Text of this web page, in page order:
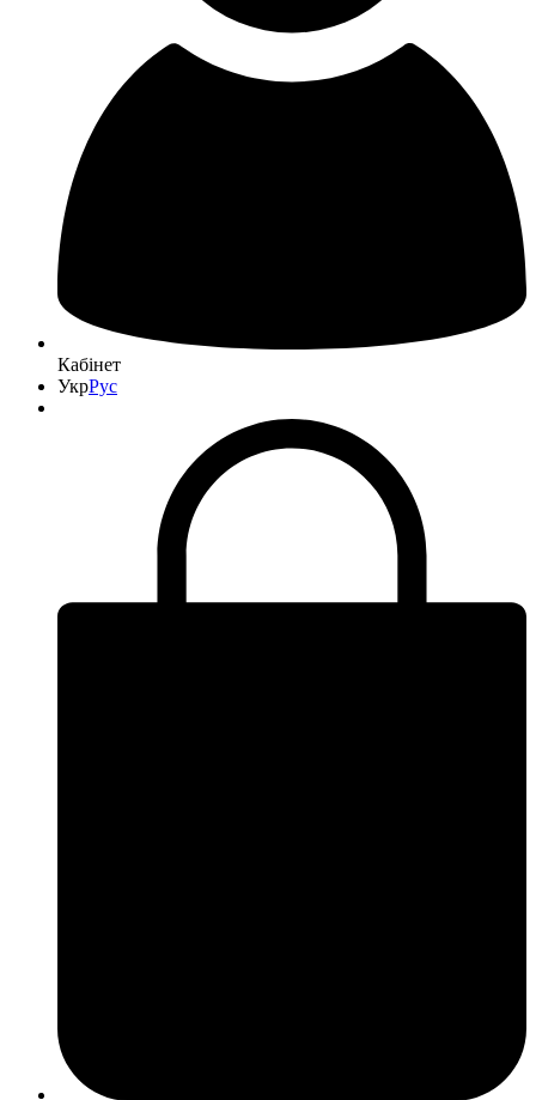
Кабінет
УкрРус